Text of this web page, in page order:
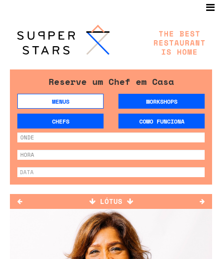
Reserve um Chef em Casa
MENUS WORKSHOPS
CHEFS COMO FUNCIONA
LÓTUS